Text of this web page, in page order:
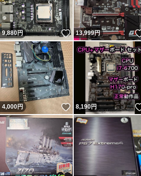
9,880円 いいね！
13,999円
4,000円 いいね！
8,190円